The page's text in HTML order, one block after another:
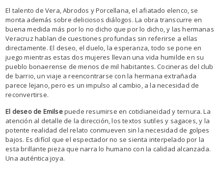
El talento de Vera, Abrodos y Porcellana, el afiatado elenco, se
monta además sobre deliciosos diálogos. La obra transcurre en
buena medida más por lo no dicho que por lo dicho, y las hermanas
Veracruz hablan de cuestiones profundas sin referirse a ellas
directamente. El deseo, el duelo, la esperanza, todo se pone en
juego mientras estas dos mujeres llevan una vida humilde en su
pueblo bonaerense de menos de mil habitantes. Cocineras del club
de barrio, un viaje a reencontrarse con la hermana extrañada
parece lejano, pero es un impulso al cambio, a la necesidad de
reconvertirse.
El deseo de Emilsepuede resumirse en cotidianeidad y ternura. La
atención al detalle de la dirección, los textos sutiles y sagaces, y la
potente realidad del relato conmueven sin la necesidad de golpes
bajos. Es difícil que el espectador no se sienta interpelado por la
esta brillante pieza que narra lo humano con la calidad alcanzada.
Una auténtica joya.